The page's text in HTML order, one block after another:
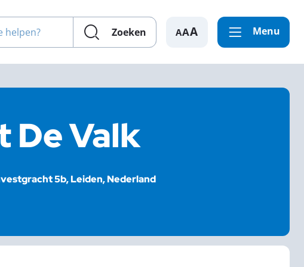
helpen?
Zoeken A Menu
De Valk
5b, Leiden, Nederland